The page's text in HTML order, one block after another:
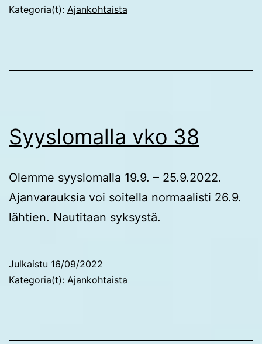
Kategoria(t): Ajankohtaista
Syyslomalla vko 38
Olemme syyslomalla 19.9. – 25.9.2022.
Ajanvarauksia voi soitella normaalisti 26.9.
lähtien. Nautitaan syksystä.
Julkaistu 16/09/2022
Kategoria(t): Ajankohtaista